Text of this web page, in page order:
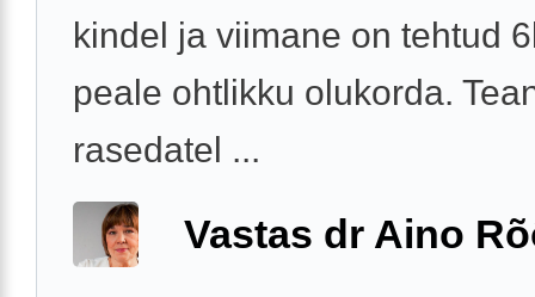
kindel ja viimane on tehtud
peale ohtlikku olukorda.
rasedatel ...
Vastas dr Aino